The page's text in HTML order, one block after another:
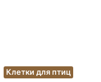
Клетки для птиц